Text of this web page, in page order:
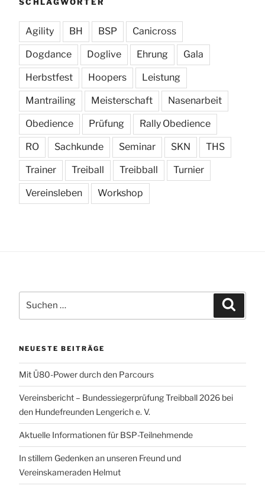
SCHLAGWÖRTER
Agility BH BSP Canicross
Dogdance Doglive Ehrung Gala
Herbstfest Hoopers Leistung
Mantrailing Meisterschaft Nasenarbeit
Obedience Prüfung Rally Obedience
RO Sachkunde Seminar SKN THS
Trainer Treiball Treibball Turnier
Vereinsleben Workshop
nach:
NEUESTE BEITRÄGE
Mit Ü80-Power durch den Parcours
Vereinsbericht – Bundessiegerprüfung Treibball 2026 bei
den Hundefreunden Lengerich e. V.
Aktuelle Informationen für BSP-Teilnehmende
In stillem Gedenken an unseren Freund und
Vereinskameraden Helmut